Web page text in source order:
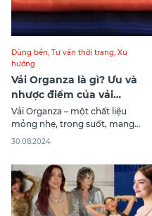
Dùng bền Tư vấn thời trang Xu
hướng
Vải Organza là gì? Ưu và
nhược điểm của vải
Organza
Vải Organza – một chất liệu
mỏng nhẹ, trong suốt, mang
đến vẻ đẹp tinh tế và sang trọng
cao cấp. Hãy cùng Canifa khám
phá tất tần tật thông tin về vải
Organza và biến những
30.08.2024